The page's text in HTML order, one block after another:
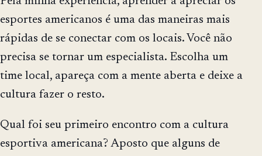
esportes americanos é uma das maneiras mais
rápidas de se conectar com os locais. Você não
precisa se tornar um especialista. Escolha um
time local, apareça com a mente aberta e deixe a
cultura fazer o resto.
Qual foi seu primeiro encontro com a cultura
esportiva americana? Aposto que alguns de